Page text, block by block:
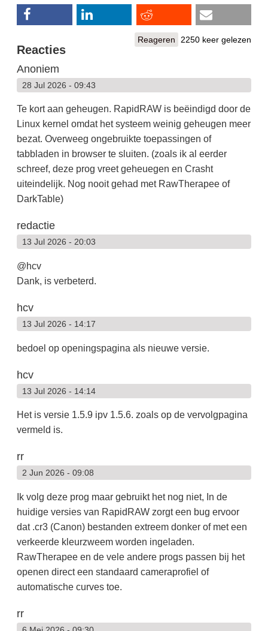
Reageren 2250 keer gelezen
Reacties
Anoniem
28 Jul 2026 - 09:43
Te kort aan geheugen. RapidRAW is beëindigd door de
Linux kernel omdat het systeem weinig geheugen meer
bezat. Overweeg ongebruikte toepassingen of
tabbladen in browser te sluiten. (zoals ik al eerder
schreef, deze prog vreet geheuegen en Crasht
uiteindelijk. Nog nooit gehad met RawTherapee of
DarkTable)
redactie
13 Jul 2026 - 20:03
@hcv
Dank, is verbeterd.
hcv
13 Jul 2026 - 14:17
bedoel op openingspagina als nieuwe versie.
hcv
13 Jul 2026 - 14:14
Het is versie 1.5.9 ipv 1.5.6. zoals op de vervolgpagina
vermeld is.
rr
2 Jun 2026 - 09:08
Ik volg deze prog maar gebruikt het nog niet, In de
huidige versies van RapidRAW zorgt een bug ervoor
dat .cr3 (Canon) bestanden extreem donker of met een
verkeerde kleurzweem worden ingeladen.
RawTherapee en de vele andere progs passen bij het
openen direct een standaard cameraprofiel of
automatische curves toe.
rr